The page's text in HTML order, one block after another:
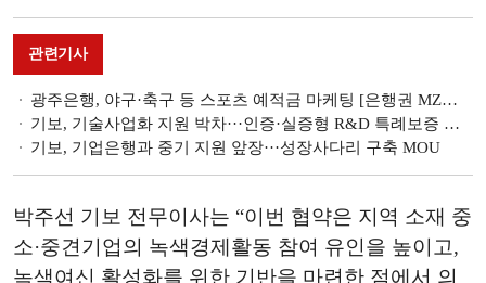
관련기사
광주은행, 야구·축구 등 스포츠 예적금 마케팅 [은행권 MZ고객 유치 전쟁]
기보, 기술사업화 지원 박차···인증·실증형 R&D 특례보증 도입
기보, 기업은행과 중기 지원 앞장···성장사다리 구축 MOU
박주선 기보 전무이사는 “이번 협약은 지역 소재 중
소·중견기업의 녹색경제활동 참여 유인을 높이고,
녹색여신 활성화를 위한 기반을 마련한 점에서 의